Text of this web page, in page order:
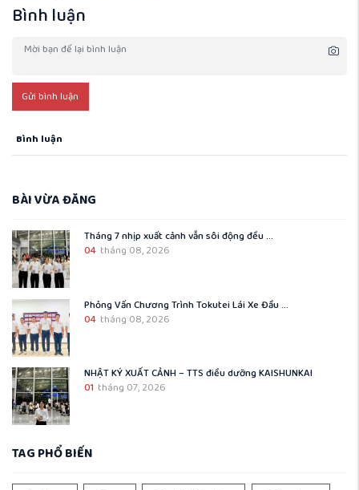
Bình luận
Gửi bình luận
Bình luận
BÀI VỪA ĐĂNG
Tháng 7 nhịp xuất cảnh vẫn sôi động đều ...
04 tháng 08, 2026
Phỏng Vấn Chương Trình Tokutei Lái Xe Đầu ...
04 tháng 08, 2026
NHẬT KÝ XUẤT CẢNH – TTS điều dưỡng KAISHUNKAI
01 tháng 07, 2026
TAG PHỔ BIẾN